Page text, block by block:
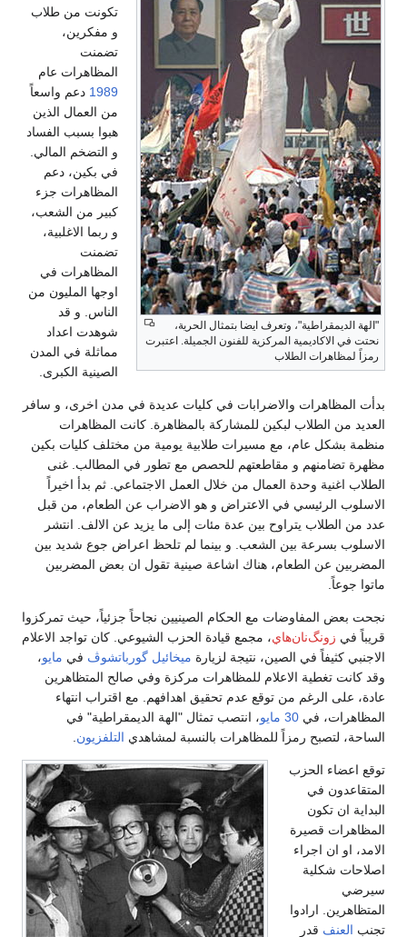
"الهة الديمقراطية"، وتعرف ايضا بتمثال الحرية،
نحتت في الاكاديمية المركزية للفنون الجميلة. اعتبرت
رمزاً لمظاهرات الطلاب
تكونت من طلاب
و مفكرين،
تضمنت
المظاهرات عام
1989 دعم واسعاً
من العمال الذين
هبوا بسبب الفساد
و التضخم المالي.
في بكين، دعم
المظاهرات جزء
كبير من الشعب،
و ربما الاغلبية،
تضمنت
المظاهرات في
اوجها المليون من
الناس. و قد
شوهدت اعداد
مماثلة في المدن
الصينية الكبرى.
بدأت المظاهرات والاضرابات في كليات عديدة في مدن اخرى، و سافر
العديد من الطلاب لبكين للمشاركة بالمظاهرة. كانت المظاهرات
منظمة بشكل عام، مع مسيرات طلابية يومية من مختلف كليات بكين
مظهرة تضامنهم و مقاطعتهم للحصص مع تطور في المطالب. غنى
الطلاب اغنية وحدة العمال من خلال العمل الاجتماعي. ثم بدأ اخيراً
الاسلوب الرئيسي في الاعتراض و هو الاضراب عن الطعام، من قبل
عدد من الطلاب يتراوح بين عدة مئات إلى ما يزيد عن الالف. انتشر
الاسلوب بسرعة بين الشعب. و بينما لم تلحظ اعراض جوع شديد بين
المضربين عن الطعام، هناك اشاعة صينية تقول ان بعض المضربين
ماتوا جوعاً.
نجحت بعض المفاوضات مع الحكام الصينيين نجاحاً جزئياً، حيث تمركزوا
قريباً في زونگ‌نان‌هاي، مجمع قيادة الحزب الشيوعي. كان تواجد الاعلام
الاجنبي كثيفاً في الصين، نتيجة لزيارة ميخائيل گورباتشوڤ في مايو،
وقد كانت تغطية الاعلام للمظاهرات مركزة وفي صالح المتظاهرين
عادة، على الرغم من توقع عدم تحقيق اهدافهم. مع اقتراب انتهاء
المظاهرات، في 30 مايو
، انتصب تمثال "الهة الديمقراطية" في
الساحة، لتصبح رمزاً للمظاهرات بالنسبة لمشاهدي التلفزيون
توقع اعضاء الحزب
المتقاعدون في
البداية ان تكون
المظاهرات قصيرة
الامد، او ان اجراء
اصلاحات شكلية
سيرضي
المتظاهرين. ارادوا
تجنب العنف قدر